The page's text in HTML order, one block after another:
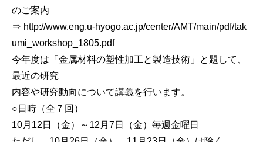
のご案内
⇒ http://www.eng.u-hyogo.ac.jp/center/AMT/main/pdf/tak
umi_workshop_1805.pdf
今年度は「金属材料の塑性加工と製造技術」と題して、
最近の研究
内容や研究動向について講義を行います。
○日時（全７回）
10月12日（金）～12月7日（金）毎週金曜日